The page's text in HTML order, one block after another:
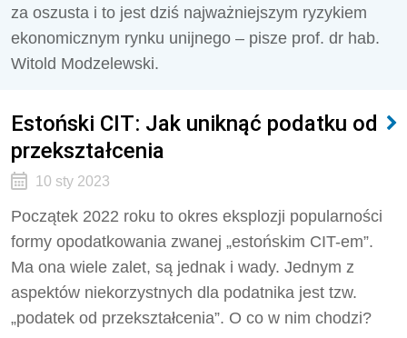
za oszusta i to jest dziś najważniejszym ryzykiem
ekonomicznym rynku unijnego – pisze prof. dr hab.
Witold Modzelewski.
Estoński CIT: Jak uniknąć podatku od
przekształcenia
10 sty 2023
Początek 2022 roku to okres eksplozji popularności
formy opodatkowania zwanej „estońskim CIT-em”.
Ma ona wiele zalet, są jednak i wady. Jednym z
aspektów niekorzystnych dla podatnika jest tzw.
„podatek od przekształcenia”. O co w nim chodzi?